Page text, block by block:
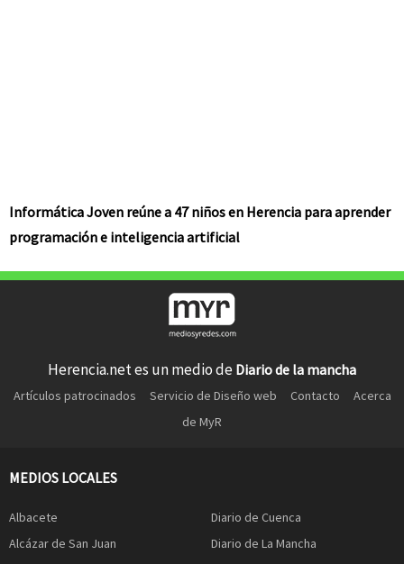
Informática Joven reúne a 47 niños en Herencia para aprender
programación e inteligencia artificial
Herencia.net es un medio de Diario de la mancha
Artículos patrocinados Servicio de Diseño web Contacto
Acerca
de MyR
MEDIOS LOCALES
Albacete
Alcázar de San Juan
Diario de Cuenca
Diario de La Mancha